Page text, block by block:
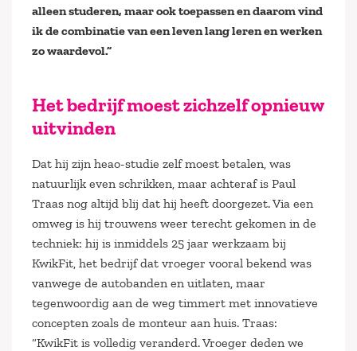
alleen studeren, maar ook toepassen en daarom vind
ik de combinatie van een leven lang leren en werken
zo waardevol.”
Het bedrijf moest zichzelf opnieuw
uitvinden
Dat hij zijn heao-studie zelf moest betalen, was
natuurlijk even schrikken, maar achteraf is Paul
Traas nog altijd blij dat hij heeft doorgezet. Via een
omweg is hij trouwens weer terecht gekomen in de
techniek: hij is inmiddels 25 jaar werkzaam bij
KwikFit, het bedrijf dat vroeger vooral bekend was
vanwege de autobanden en uitlaten, maar
tegenwoordig aan de weg timmert met innovatieve
concepten zoals de monteur aan huis. Traas:
“KwikFit is volledig veranderd. Vroeger deden we